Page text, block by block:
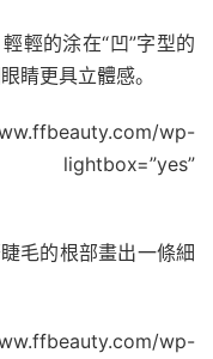
輕的涂在“凹”字型的
睛更具立體感。
wp-
lightbox=”yes”
毛的根部畫出一條細
wp-